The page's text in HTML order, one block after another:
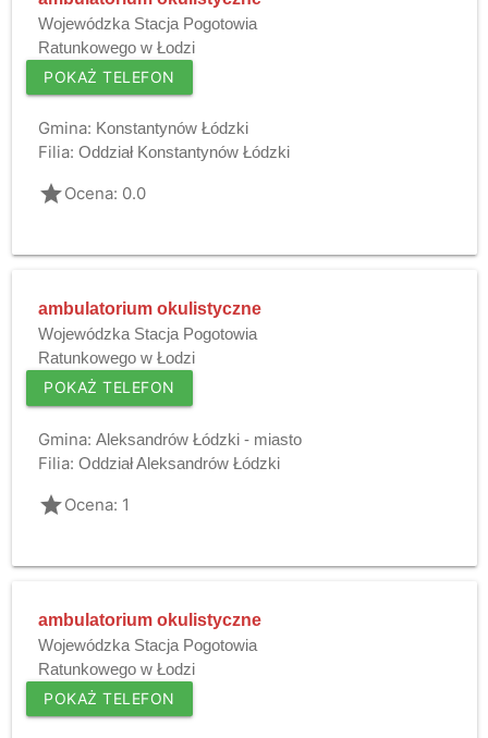
Wojewódzka Stacja Pogotowia
Ratunkowego w Łodzi
POKAŻ TELEFON
Gmina: Konstantynów Łódzki
Filia: Oddział Konstantynów Łódzki
gradeOcena: 0.0
ambulatorium okulistyczne
Wojewódzka Stacja Pogotowia
Ratunkowego w Łodzi
POKAŻ TELEFON
Gmina: Aleksandrów Łódzki - miasto
Filia: Oddział Aleksandrów Łódzki
gradeOcena: 1
ambulatorium okulistyczne
Wojewódzka Stacja Pogotowia
Ratunkowego w Łodzi
POKAŻ TELEFON